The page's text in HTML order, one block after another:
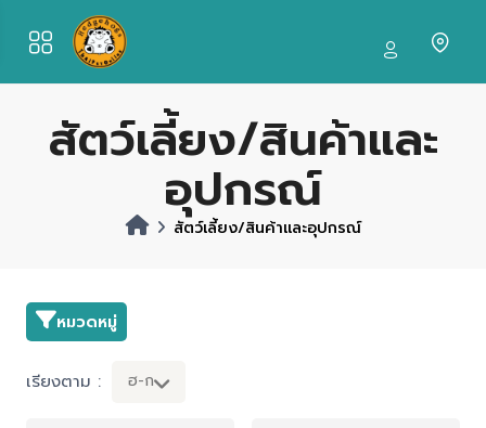
สัตว์เลี้ยง/สินค้าและ
อุปกรณ์
สัตว์เลี้ยง/สินค้าและอุปกรณ์
หมวดหมู่
เรียงตาม : ฮ-ก